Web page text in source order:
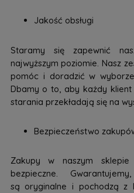
Jakość obsługi
Staramy się zapewnić
najwyższym poziomie. Nasz
pomóc i doradzić w
Dbamy o to, aby każdy klient
starania przekładają się na
Bezpieczeństwo
Zakupy w naszym
bezpieczne.
są oryginalne i pochodzą z